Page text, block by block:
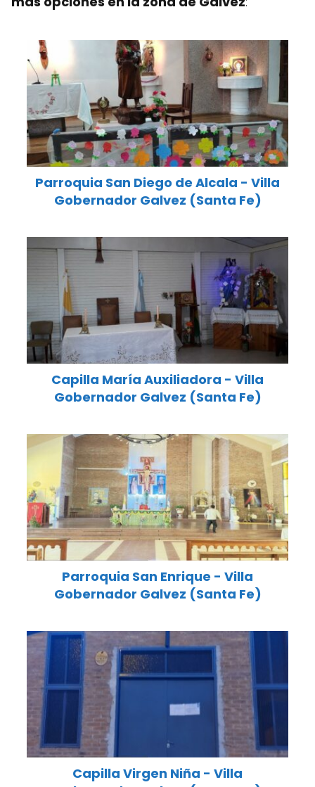
Parroquia San Diego de Alcala - Villa
Gobernador Galvez (Santa Fe)
Capilla María Auxiliadora - Villa
Gobernador Galvez (Santa Fe)
Parroquia San Enrique - Villa
Gobernador Galvez (Santa Fe)
Capilla Virgen Niña - Villa